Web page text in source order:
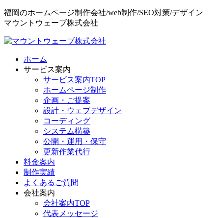
福岡のホームページ制作会社/web制作/SEO対策/デザイン |
マウントウェーブ株式会社
ホーム
サービス案内
サービス案内TOP
ホームページ制作
企画・ご提案
設計・ウェブデザイン
コーディング
システム構築
公開・運用・保守
更新作業代行
料金案内
制作実績
よくあるご質問
会社案内
会社案内TOP
代表メッセージ